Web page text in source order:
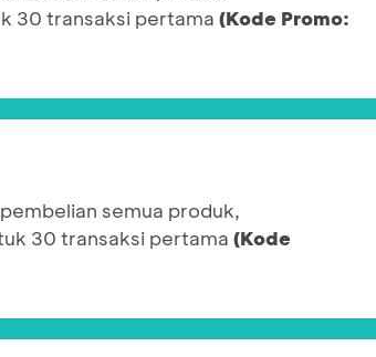
30 transaksi pertama (Kode Promo:
semua produk,
30 transaksi pertama (Kode